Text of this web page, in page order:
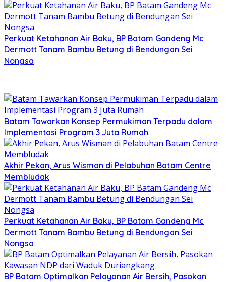
Perkuat Ketahanan Air Baku, BP Batam Gandeng Mc
Dermott Tanam Bambu Betung di Bendungan Sei
Nongsa
Batam Tawarkan Konsep Permukiman Terpadu dalam
Implementasi Program 3 Juta Rumah
Akhir Pekan, Arus Wisman di Pelabuhan Batam Centre
Membludak
Perkuat Ketahanan Air Baku, BP Batam Gandeng Mc
Dermott Tanam Bambu Betung di Bendungan Sei
Nongsa
BP Batam Optimalkan Pelayanan Air Bersih, Pasokan